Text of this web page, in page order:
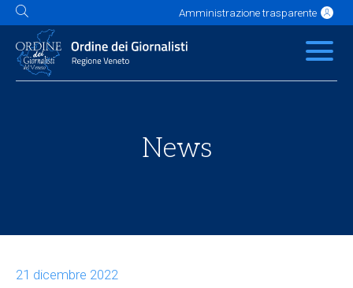
Amministrazione trasparente
L'Ordine News Servizi Albo
Contatti Link utili
News
21 dicembre 2022